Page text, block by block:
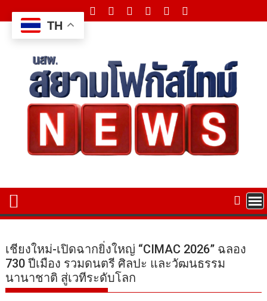
to
content
เชียงใหม่-เปิดฉากยิ่งใหญ่ “CIMAC 2026” ฉลอง
730 ปีเมือง รวมดนตรี ศิลปะ และวัฒนธรรม
นานาชาติ สู่เวทีระดับโลก
TH